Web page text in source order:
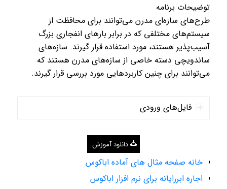
توضیحات برنامه
طرح‌های سازه‌ای مدرن می‌توانند برای محافظت از
سیستم‌های مختلفی که در برابر بارهای انفجاری بزرگ
آسیب‌پذیر هستند، مورد استفاده قرار گیرند. سازه‌های
ساندویچی دسته خاصی از سازه‌های مدرن هستند که
می‌توانند برای چنین کاربردهایی مورد بررسی قرار گیرند.
فایل‌های ورودی
دانلود آموزش
خانه صفحه مثال های آماده اباکوس
اجاره ابررایانه برای نرم افزار اباکوس